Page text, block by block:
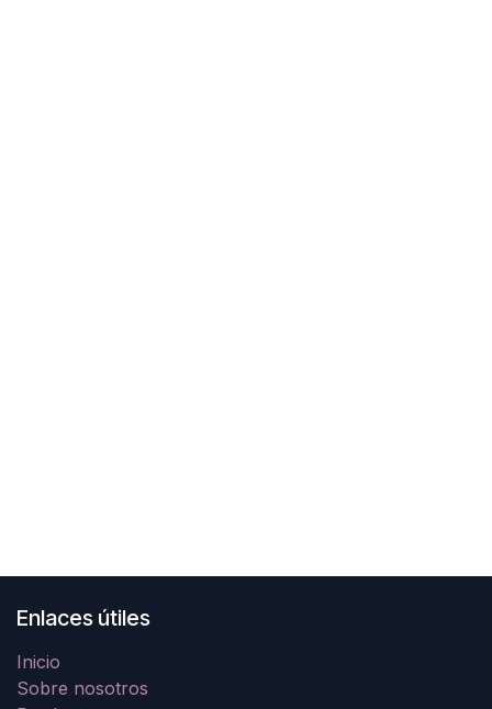
Enlaces útiles
Inicio
Sobre nosotros